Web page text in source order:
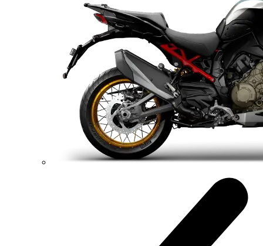
93,3 Nm
175 kg Váha bez benzínu
Konfigurátor Objavte viac
Streetfighter V4
214 hp
Výkon
120 Nm Krútiaci moment
191 kg Váha bez benzínu
Konfigurátor Objavte viac
new V4 S
Streetfighter V4 S
214 hp Výkon
120 Nm Krútiaci moment
189 kg Váha bez benzínu